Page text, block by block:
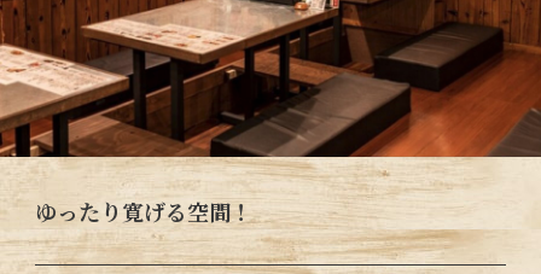
ゆったり寛げる空間！